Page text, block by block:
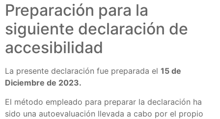
Preparación para la
siguiente declaración de
accesibilidad
La presente declaración fue preparada el 15 de
Diciembre de 2023.
El método empleado para preparar la declaración ha
sido una autoevaluación llevada a cabo por el propio